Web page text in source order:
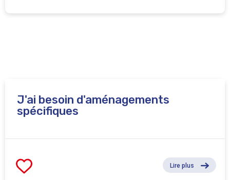
J'ai besoin d'aménagements
spécifiques
Lire plus